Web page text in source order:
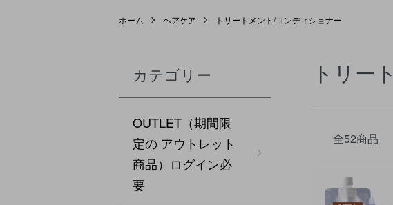
ホーム ヘアケア トリートメント/コンディショナー
トリー
全52商品
カテゴリー
OUTLET（期間限
定の アウトレット
商品）ログイン必
要